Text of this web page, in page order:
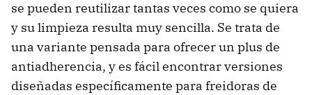
se pueden reutilizar tantas veces como se quiera
y su limpieza resulta muy sencilla. Se trata de
una variante pensada para ofrecer un plus de
antiadherencia, y es fácil encontrar versiones
diseñadas específicamente para freidoras de